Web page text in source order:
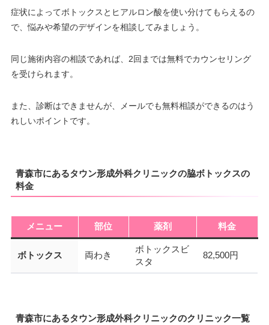
症状によってボトックスとヒアルロン酸を使い分けてもらえるの
で、悩みや希望のデザインを相談してみましょう。
同じ施術内容の相談であれば、2回までは無料でカウンセリング
を受けられます。
また、診断はできませんが、メールでも無料相談ができるのはう
れしいポイントです。
青森市にあるタウン形成外科クリニックの脇ボトックスの
料金
メニュー 部位 薬剤 料金
ボトックス 両わき
ボトックスビ
スタ
82,500円
青森市にあるタウン形成外科クリニックのクリニック一覧